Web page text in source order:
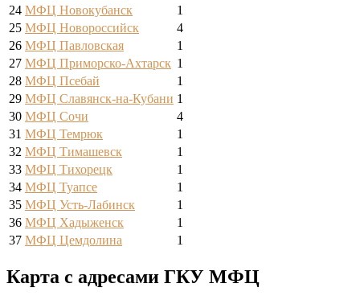
24 МФЦ Новокубанск
1
25 МФЦ Новороссийск
4
26 МФЦ Павловская
1
27 МФЦ Приморско-Ахтарск 1
28 МФЦ Псебай
1
29 МФЦ Славянск-на-Кубани 1
30 МФЦ Сочи
4
31 МФЦ Темрюк
1
32 МФЦ Тимашевск
1
33 МФЦ Тихорецк
1
34 МФЦ Туапсе
1
35 МФЦ Усть-Лабинск
1
36 МФЦ Хадыженск
1
37 МФЦ Цемдолина 1
Карта с адресами ГКУ МФЦ